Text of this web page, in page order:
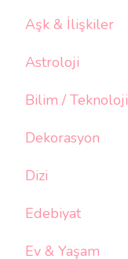
Aşk & İlişkiler
Astroloji
Bilim / Teknoloji
Dekorasyon
Dizi
Edebiyat
Ev & Yaşam